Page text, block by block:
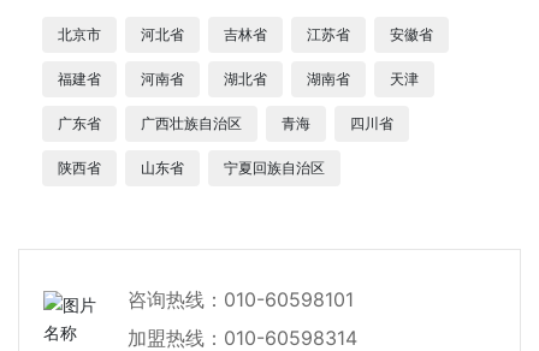
北京市 河北省 吉林省 江苏省 安徽省
福建省 河南省 湖北省 湖南省 天津
广东省 广西壮族自治区 青海 四川省
陕西省 山东省 宁夏回族自治区
咨询热线： 010-60598101
加盟热线： 010-60598314